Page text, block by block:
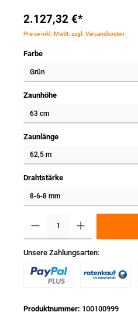
2.127,32 €*
Preise inkl. MwSt. zzgl. Versandkosten
Farbe
Zaunhöhe
Zaunlänge
Drahtstärke
Unsere Zahlungsarten:
Produktnummer: 100100999